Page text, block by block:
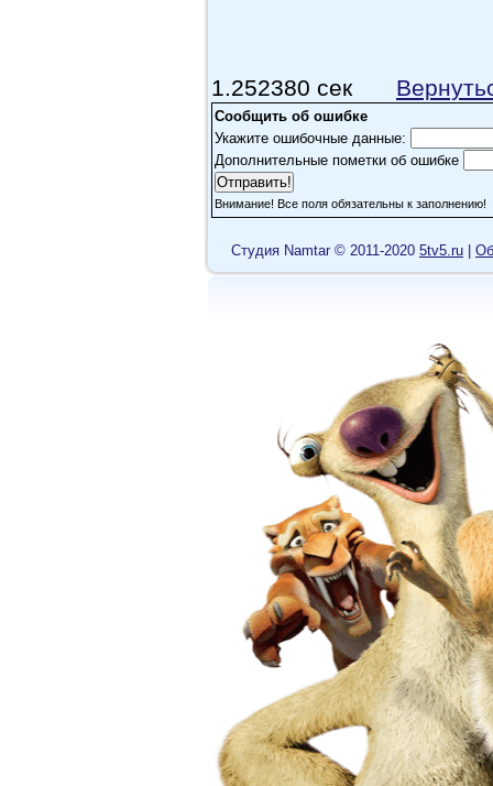
1.252380 сек
Сообщить об ошибке
Укажите ошибочные данные:
Дополнительные пометки об ошибке
Внимание! Все поля обязательны к заполнению!
Cтудия Namtar © 2011-2020 5tv5.ru